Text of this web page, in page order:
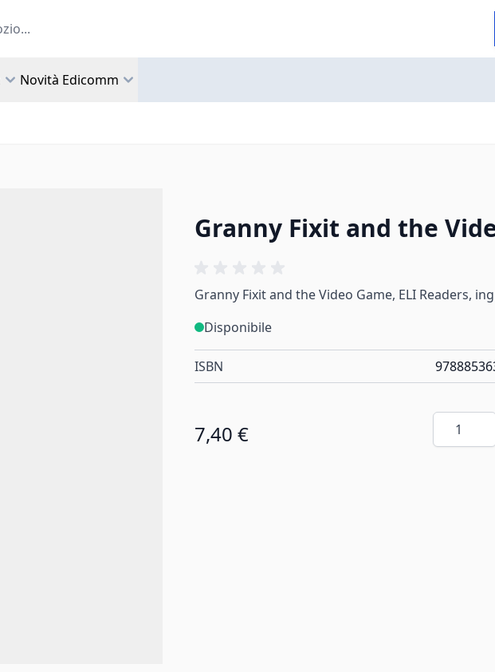
Novità Edicomm
Granny Fixit and the
Granny Fixit and the Video Game, ELI Readers,
Disponibile
ISBN
7,40 € Quantità